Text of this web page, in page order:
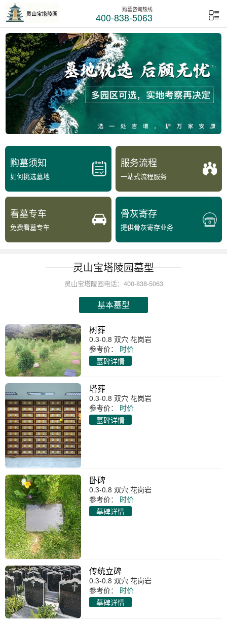
购墓咨询热线
400-838-5063
购墓须知
如何挑选墓地
服务流程
一站式流程服务
看墓专车
免费看墓专车
骨灰寄存
提供骨灰寄存业务
灵山宝塔陵园墓型
灵山宝塔陵园电话：400-838-5063
基本墓型
树葬
0.3-0.8 双穴 花岗岩
参考价：
时价
墓碑详情
塔葬
0.3-0.8 双穴 花岗岩
参考价：
时价
墓碑详情
卧碑
0.3-0.8 双穴 花岗岩
参考价：
时价
墓碑详情
传统立碑
0.3-0.8 双穴 花岗岩
参考价：
时价
墓碑详情